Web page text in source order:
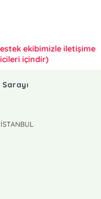
ekibimizle iletişime
içindir)